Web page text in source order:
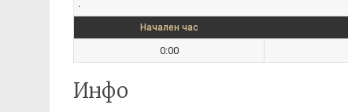
.
Начален час
0:00
Инфо